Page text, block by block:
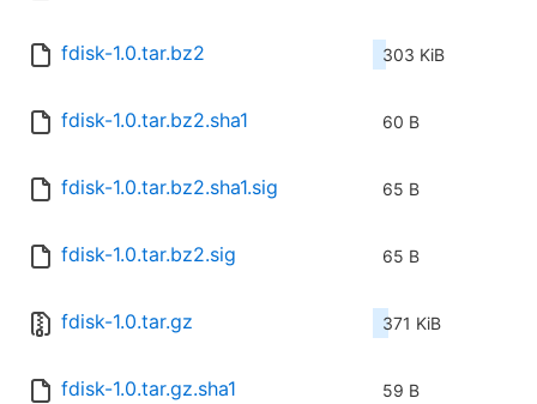
fdisk-1.0.tar.bz2 303 KiB
fdisk-1.0.tar.bz2.sha1 60 B
fdisk-1.0.tar.bz2.sha1.sig 65 B
fdisk-1.0.tar.bz2.sig 65 B
fdisk-1.0.tar.gz 371 KiB
fdisk-1.0.tar.gz.sha1 59 B